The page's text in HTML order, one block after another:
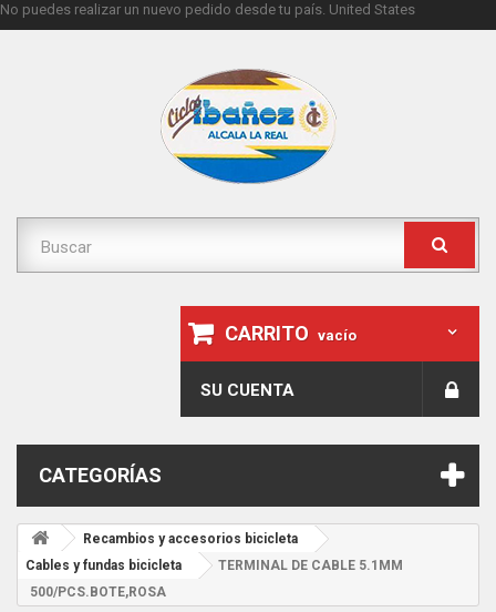
No puedes realizar un nuevo pedido desde tu país. United States
CARRITO vacío
SU CUENTA
CATEGORÍAS
Recambios y accesorios bicicleta
Cables y fundas bicicleta
TERMINAL DE CABLE 5.1MM
500/PCS.BOTE,ROSA